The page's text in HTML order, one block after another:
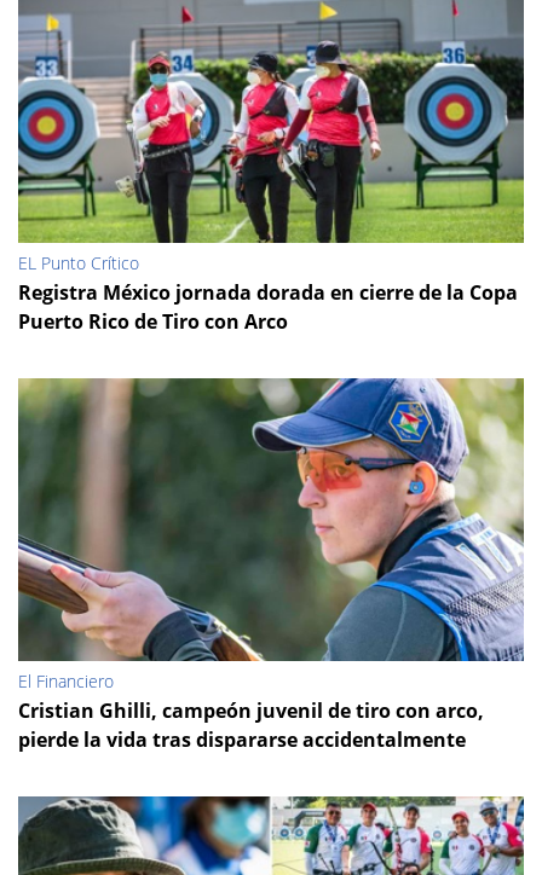
EL Punto Crítico
Registra México jornada dorada en cierre de la Copa
Puerto Rico de Tiro con Arco
El Financiero
Cristian Ghilli, campeón juvenil de tiro con arco,
pierde la vida tras dispararse accidentalmente